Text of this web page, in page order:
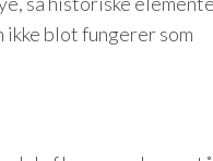
blot fungerer som